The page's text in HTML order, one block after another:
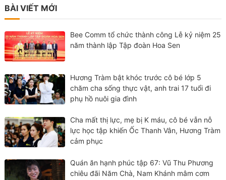
BÀI VIẾT MỚI
Bee Comm tổ chức thành công Lễ kỷ niệm 25
năm thành lập Tập đoàn Hoa Sen
Hương Tràm bật khóc trước cô bé lớp 5
chăm cha sống thực vật, anh trai 17 tuổi đi
phụ hồ nuôi gia đình
Cha mất thị lực, mẹ bị K máu, cô bé vẫn nỗ
lực học tập khiến Ốc Thanh Vân, Hương Tràm
cảm phục
Quán ăn hạnh phúc tập 67: Vũ Thu Phương
chiêu đãi Năm Chà, Nam Khánh mâm cơm